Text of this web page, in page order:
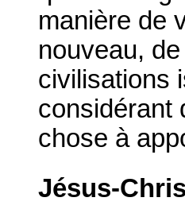
manière de
nouveau,
civilisations
considérant
chose à
Jésus-